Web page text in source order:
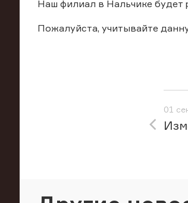
Наш филиал в Нальчике будет
Пожалуйста, учитывайте
01